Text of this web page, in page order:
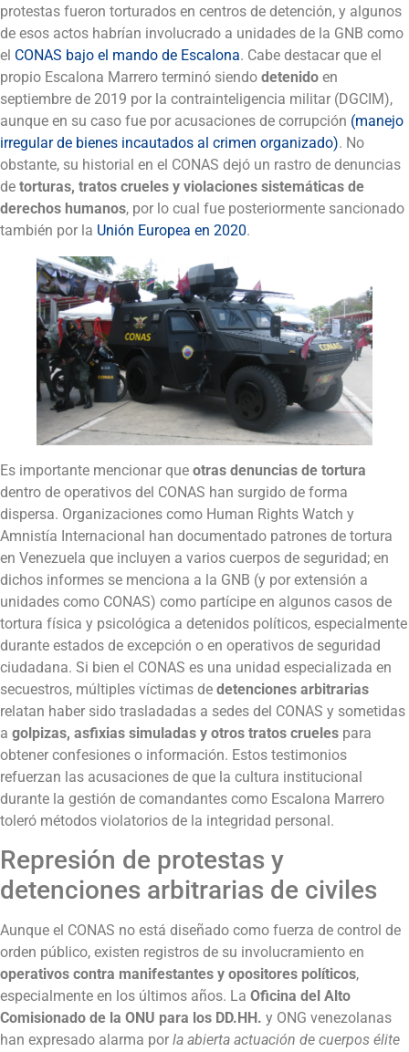
protestas fueron torturados en centros de detención, y algunos
de esos actos habrían involucrado a unidades de la GNB como
el CONAS bajo el mando de Escalona. Cabe destacar que el
propio Escalona Marrero terminó siendo detenido en
septiembre de 2019 por la contrainteligencia militar (DGCIM),
aunque en su caso fue por acusaciones de corrupción (manejo
irregular de bienes incautados al crimen organizado). No
obstante, su historial en el CONAS dejó un rastro de denuncias
de torturas, tratos crueles y violaciones sistemáticas de
derechos humanos, por lo cual fue posteriormente sancionado
también por la Unión Europea en 2020.
Es importante mencionar que otras denuncias de tortura
dentro de operativos del CONAS han surgido de forma
dispersa. Organizaciones como Human Rights Watch y
Amnistía Internacional han documentado patrones de tortura
en Venezuela que incluyen a varios cuerpos de seguridad; en
dichos informes se menciona a la GNB (y por extensión a
unidades como CONAS) como partícipe en algunos casos de
tortura física y psicológica a detenidos políticos, especialmente
durante estados de excepción o en operativos de seguridad
ciudadana. Si bien el CONAS es una unidad especializada en
secuestros, múltiples víctimas de detenciones arbitrarias
relatan haber sido trasladadas a sedes del CONAS y sometidas
a golpizas, asfixias simuladas y otros tratos crueles para
obtener confesiones o información. Estos testimonios
refuerzan las acusaciones de que la cultura institucional
durante la gestión de comandantes como Escalona Marrero
toleró métodos violatorios de la integridad personal.
Represión de protestas y
detenciones arbitrarias de civiles
Aunque el CONAS no está diseñado como fuerza de control de
orden público, existen registros de su involucramiento en
operativos contra manifestantes y opositores políticos,
especialmente en los últimos años. La Oficina del Alto
Comisionado de la ONU para los DD.HH. y ONG venezolanas
han expresado alarma por la abierta actuación de cuerpos élite